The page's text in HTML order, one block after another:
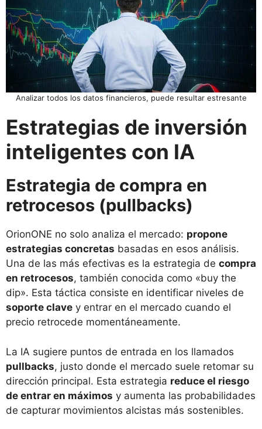
Analizar todos los datos financieros, puede resultar estresante
Estrategias de inversión
inteligentes con IA
Estrategia de compra en
retrocesos (pullbacks)
OrionONE no solo analiza el mercado: propone
estrategias concretas basadas en esos análisis.
Una de las más efectivas es la estrategia de compra
en retrocesos, también conocida como «buy the
dip». Esta táctica consiste en identificar niveles de
soporte clave y entrar en el mercado cuando el
precio retrocede momentáneamente.
La IA sugiere puntos de entrada en los llamados
pullbacks, justo donde el mercado suele retomar su
dirección principal. Esta estrategia reduce el riesgo
de entrar en máximos y aumenta las probabilidades
de capturar movimientos alcistas más sostenibles.